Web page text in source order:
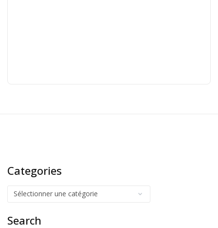
Categories
Search